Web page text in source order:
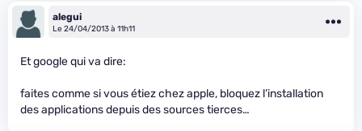
alegui
Le 24/04/2013 à 11h11
Et google qui va dire:
faites comme si vous étiez chez apple, bloquez l’installation
des applications depuis des sources tierces…